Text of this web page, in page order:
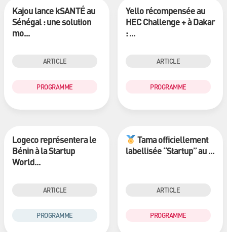
Kajou lance kSANTÉ au
Sénégal : une solution
mo...
ARTICLE
PROGRAMME
Yello récompensée au
HEC Challenge + à Dakar
: ...
ARTICLE
PROGRAMME
Logeco représentera le
Bénin à la Startup
World...
ARTICLE
PROGRAMME
Tama officiellement
labellisée “Startup” au ...
ARTICLE
PROGRAMME